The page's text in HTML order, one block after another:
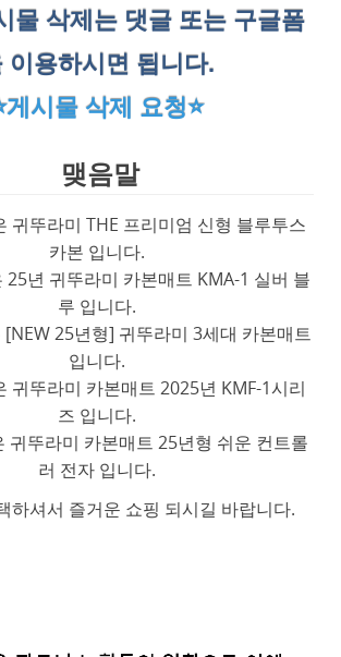
물 삭제는 댓글 또는 구글폼
이용하시면 됩니다.
게시물 삭제 요청⭐
맺음말
귀뚜라미 THE 프리미엄 신형 블루투스
카본 입니다.
25년 귀뚜라미 카본매트 KMA-1 실버 블
루 입니다.
25년형] 귀뚜라미 3세대 카본매트
입니다.
귀뚜라미 카본매트 2025년 KMF-1시리
즈 입니다.
귀뚜라미 카본매트 25년형 쉬운 컨트롤
러 전자 입니다.
하셔서 즐거운 쇼핑 되시길 바랍니다.